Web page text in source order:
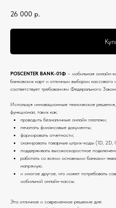
26 000 р.
POSCENTER BANK-01Ф – мобильная онлайн-
банковских карт и отличным выбором
соответствует требованиям Федерального
Используя инновационные технические
функционал, таких как:
проводить безналичные онлайн платежи;
печатать финансовые документы;
формировать отчетности;
сканировать товарные штрих-коды (1D, 2D,
поддерживать высокоскоростное
работать со всеми основными банками-
напрямую.
и многое другое, что может потребовать
мобильной онлайн-кассы.
Это отличное и современное решение для: